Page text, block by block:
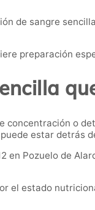
de sangre
preparación
concentración o
estar detrás
en Pozuelo de
el estado